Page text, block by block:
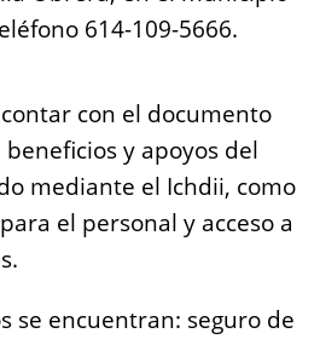
614-109-5666.
con el documento
y apoyos del
mediante el Ichdii, como
el personal y acceso a
se encuentran: seguro de